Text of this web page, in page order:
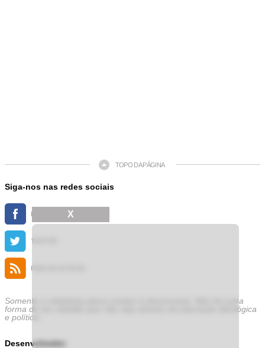
TOPO DA PÁGINA
Siga-nos nas redes sociais
FACEBOOK
TWITTER
FEED DE NOTÍCIAS
Somente a cidadania plena conduz à democracia. Não há outra
forma de ser cidadão que não seja através da educação ideológica
e política.
Desenvolvedor
X